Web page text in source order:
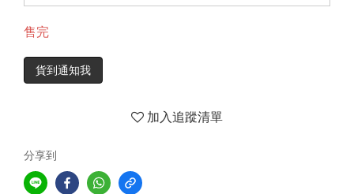
售完
貨到通知我
加入追蹤清單
分享到